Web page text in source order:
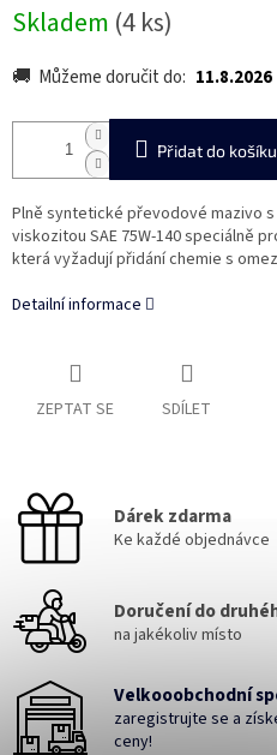
cena:
Skladem (4 ks)
Můžeme doručit do: 11.8.2026
Přidat do košíku
Plně syntetické převodové mazivo s
viskozitou SAE 75W-140 speciálně
která vyžadují přidání chemie s
Detailní informace
ZEPTAT SE SDÍLET
Dárek zdarma
Ke každé objednávce
Doručení do
na jakékoliv místo
Velkooobchodní
zaregistrujte se a
ceny!